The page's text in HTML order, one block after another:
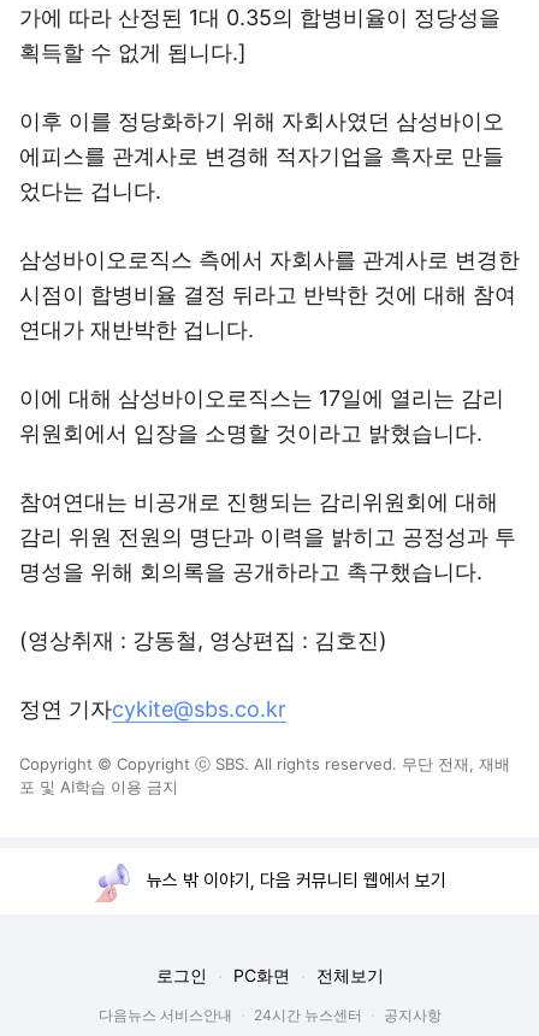
가에 따라 산정된 1대 0.35의 합병비율이 정당성을
획득할 수 없게 됩니다.]
이후 이를 정당화하기 위해 자회사였던 삼성바이오
에피스를 관계사로 변경해 적자기업을 흑자로 만들
었다는 겁니다.
삼성바이오로직스 측에서 자회사를 관계사로 변경한
시점이 합병비율 결정 뒤라고 반박한 것에 대해 참여
연대가 재반박한 겁니다.
이에 대해 삼성바이오로직스는 17일에 열리는 감리
위원회에서 입장을 소명할 것이라고 밝혔습니다.
참여연대는 비공개로 진행되는 감리위원회에 대해
감리 위원 전원의 명단과 이력을 밝히고 공정성과 투
명성을 위해 회의록을 공개하라고 촉구했습니다.
(영상취재 : 강동철, 영상편집 : 김호진)
정연 기자cykite@sbs.co.kr
Copyright © Copyright ⓒ SBS. All rights reserved. 무단 전재, 재배
포 및 AI학습 이용 금지
뉴스 밖 이야기, 다음 커뮤니티 웹에서 보기
로그인 PC화면 전체보기
다음뉴스 서비스안내 24시간 뉴스센터
공지사항